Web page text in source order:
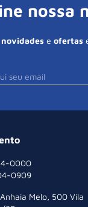
nossa
novidades e ofertas
0000
0909
Melo, 500 Vila